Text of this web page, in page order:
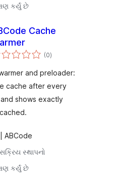
કર્યું છે
Cache
(0કુલ
રેટિંગ્સ
)
and preloader:
cache after every
shows exactly
ABCode
સ્થાપનો
કર્યું છે